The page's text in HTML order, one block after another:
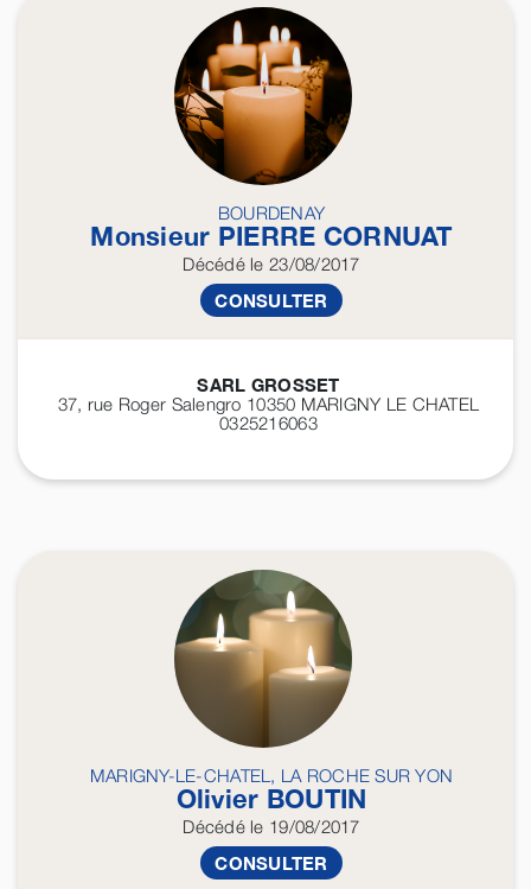
BOURDENAY
Monsieur PIERRE CORNUAT
Décédéle 23/08/2017
CONSULTER
SARL GROSSET
37, rue Roger Salengro 10350 MARIGNY LE CHATEL
0325216063
MARIGNY-LE-CHATEL, LA ROCHE SUR YON
Olivier BOUTIN
Décédéle 19/08/2017
CONSULTER